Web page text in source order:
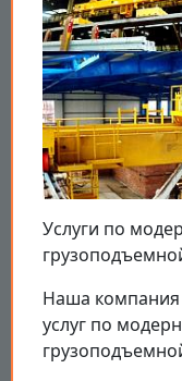
Услуги по
Наша компания
услуг по